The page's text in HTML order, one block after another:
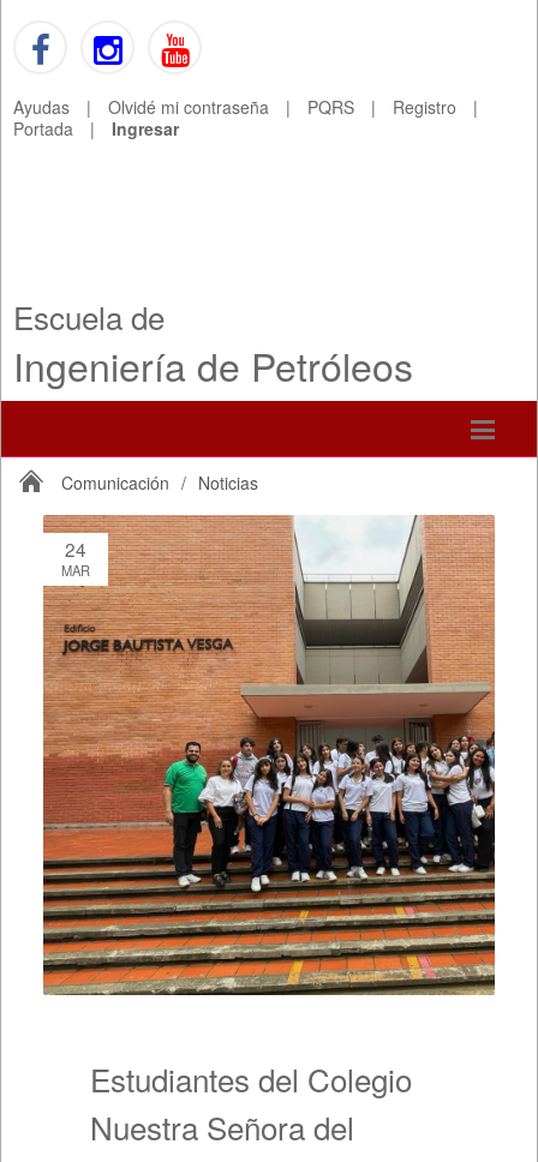
Ayudas | Olvidé mi contraseña | PQRS | Registro
|
Portada
| Ingresar
Escuela de
Ingeniería de Petróleos
Comunicación / Noticias